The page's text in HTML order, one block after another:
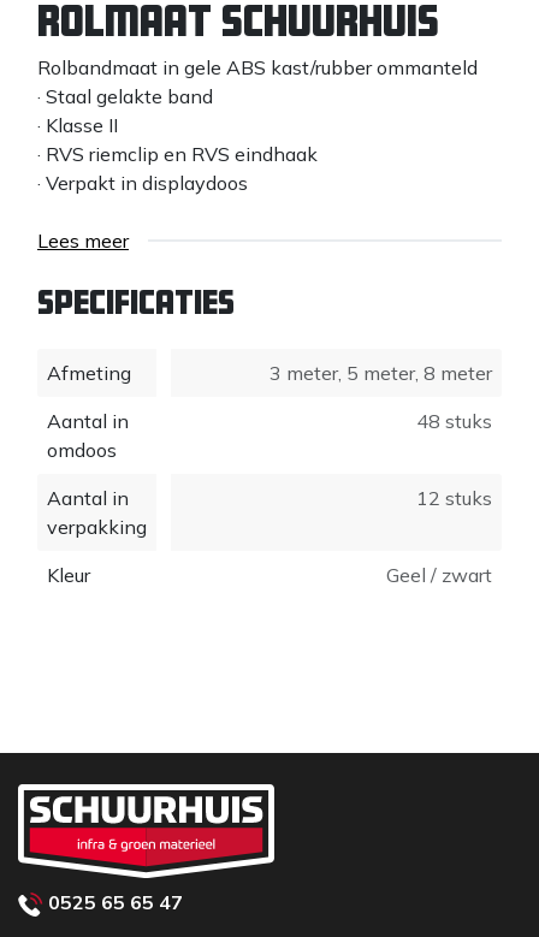
Rolmaat SCHUURHUIS
Rolbandmaat in gele ABS kast/rubber ommanteld
· Staal gelakte band
· Klasse II
· RVS riemclip en RVS eindhaak
· Verpakt in displaydoos
Lees meer
Specificaties
Afmeting 3 meter, 5 meter, 8 meter
Aantal in
omdoos
48 stuks
Aantal in
verpakking
12 stuks
Kleur Geel / zwart
0525 65 65 47